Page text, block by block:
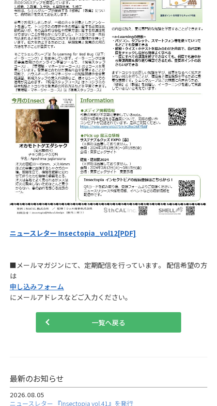
ニュースレター Insectopia_vol12[PDF]
■メールマガジンにて、定期配信を行っています。 配信希望の方
は
申し込みフォーム
にメールアドレスなどご入力ください。
一覧へ戻る
最新のお知らせ
2026.08.05
ニュースレター 『Insectopia vol.41』を発行